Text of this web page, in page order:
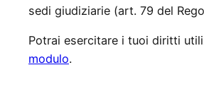
sedi giudiziarie (art. 79 del
Potrai esercitare i tuoi diritti
modulo.